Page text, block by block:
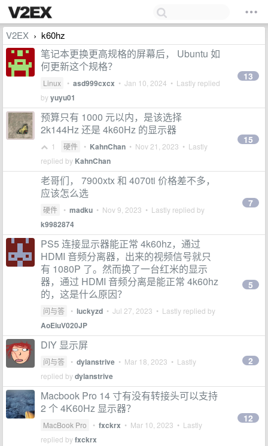
V2EX › k60hz
笔记本更换更高规格的屏幕后， Ubuntu 如
何更新这个规格？
Linux • asd999cxcx • Jan 10, 2024 • Lastly replied
byyuyu01
13
预算只有 1000 元以内，是该选择
2k144Hz 还是 4k60Hz 的显示器
1 硬件 • KahnChan • Nov 21, 2023 • Lastly
replied by KahnChan
15
老哥们， 7900xtx 和 4070ti 价格差不多，
应该怎么选
硬件 • madku • Nov 9, 2023 • Lastly replied by
k9982874
7
PS5 连接显示器能正常 4k60hz，通过
HDMI 音频分离器，出来的视频信号就只
有 1080P 了。然而换了一台红米的显示
器，通过 HDMI 音频分离是能正常 4k60hz
的，这是什么原因？
问与答 • luckyzd • Jul 27, 2023 • Lastly replied by
AoEiuV020JP
5
DIY 显示屏
问与答 • dylanstrive • Mar 18, 2023 • Lastly
replied bydylanstrive
2
Macbook Pro 14 寸有没有转接头可以支持
2 个 4K60Hz 显示器？
MacBook Pro • fxckrx • Mar 10, 2023 • Lastly
replied byfxckrx
12